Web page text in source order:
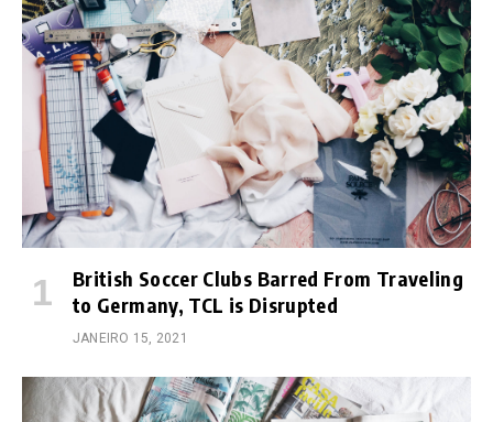
British Soccer Clubs Barred From Traveling
to Germany, TCL is Disrupted
JANEIRO 15, 2021